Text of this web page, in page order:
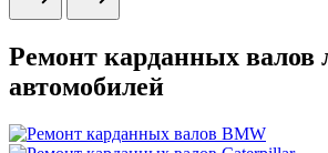
Ремонт карданных
автомобилей